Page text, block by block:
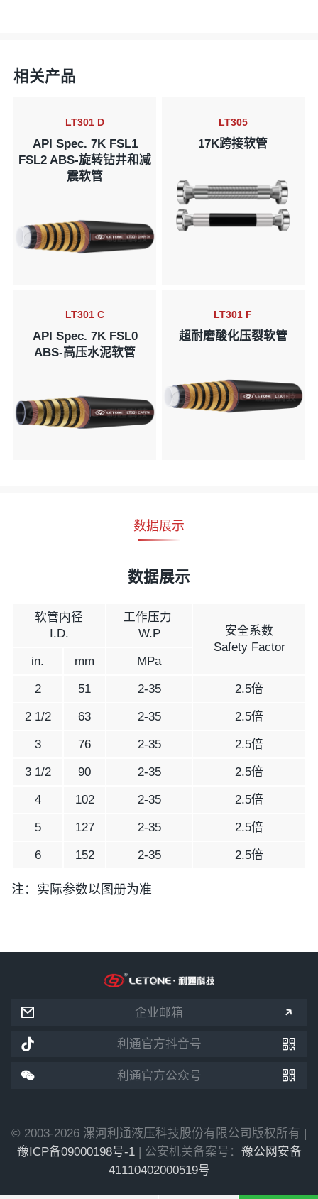
相关产品
LT301 D
API Spec. 7K FSL1
FSL2 ABS-旋转钻井和减
震软管
LT305
17K跨接软管
LT301 C
API Spec. 7K FSL0
ABS-高压水泥软管
LT301 F
超耐磨酸化压裂软管
数据展示
数据展示
软管内径
I.D.
工作压力
W.P
安全系数
Safety Factor
in.
mm MPa
2 51 2-35 2.5倍
2 1/2 63 2-35 2.5倍
3 76 2-35 2.5倍
3 1/2 90 2-35 2.5倍
4 102 2-35 2.5倍
5 127 2-35 2.5倍
6 152 2-35 2.5倍
注：实际参数以图册为准
 企业邮箱 
 利通官方抖音号 
 利通官方公众号 
© 2003-2026 漯河利通液压科技股份有限公司版权所有 |
豫ICP备09000198号-1| 公安机关备案号： 豫公网安备
41110402000519号